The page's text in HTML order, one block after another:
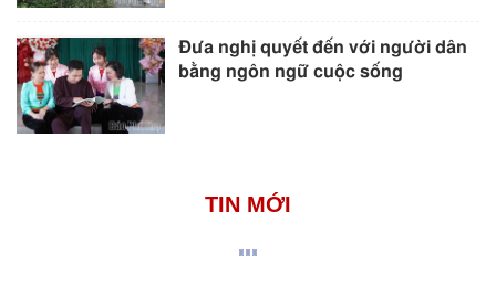
Đưa nghị quyết đến với người dân
bằng ngôn ngữ cuộc sống
TIN MỚI